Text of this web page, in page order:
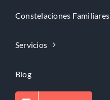
Constelaciones Familiares
Servicios
Blog